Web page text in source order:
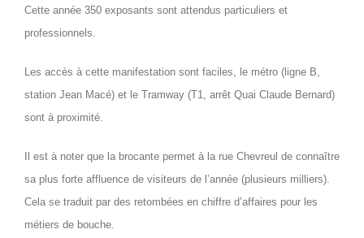
Cette année 350 exposants sont attendus particuliers et
professionnels.
Les accès à cette manifestation sont faciles, le métro (ligne B,
station Jean Macé) et le Tramway (T1, arrêt Quai Claude Bernard)
sont à proximité.
Il est à noter que la brocante permet à la rue Chevreul de connaître
sa plus forte affluence de visiteurs de l’année (plusieurs milliers).
Cela se traduit par des retombées en chiffre d’affaires pour les
métiers de bouche.